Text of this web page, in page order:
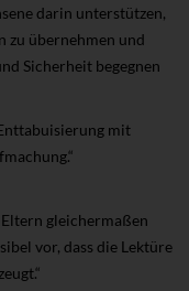
darin unterstützen,
zu übernehmen und
Sicherheit begegnen
mit
gleichermaßen
vor, dass die Lektüre